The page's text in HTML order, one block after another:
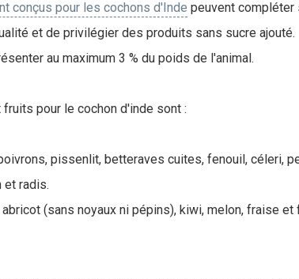
conçus pour les cochons d'Inde peuvent compléter
et de privilégier des produits sans sucre ajouté.
au maximum 3 % du poids de l'animal.
pour le cochon d'inde sont :
pissenlit, betteraves cuites, fenouil, céleri,
et radis.
abricot (sans noyaux ni pépins), kiwi, melon, fraise